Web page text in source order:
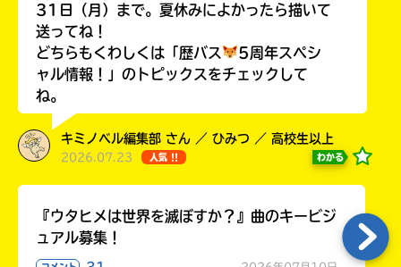
31日（月）まで。夏休みによかったら描いて
送ってね！
どちらもくわしくは「歴バス
5周年スペシ
ャル情報！」のトピックスをチェックして
ね。
キミノベル編集部 さん ／ ひみつ ／ 高校生以上
2026.07.23 人気 !! わかる
『ウタヒメは世界を滅ぼすか？』曲のキービジ
ュアル募集！
エ
ー
が
る
の
一